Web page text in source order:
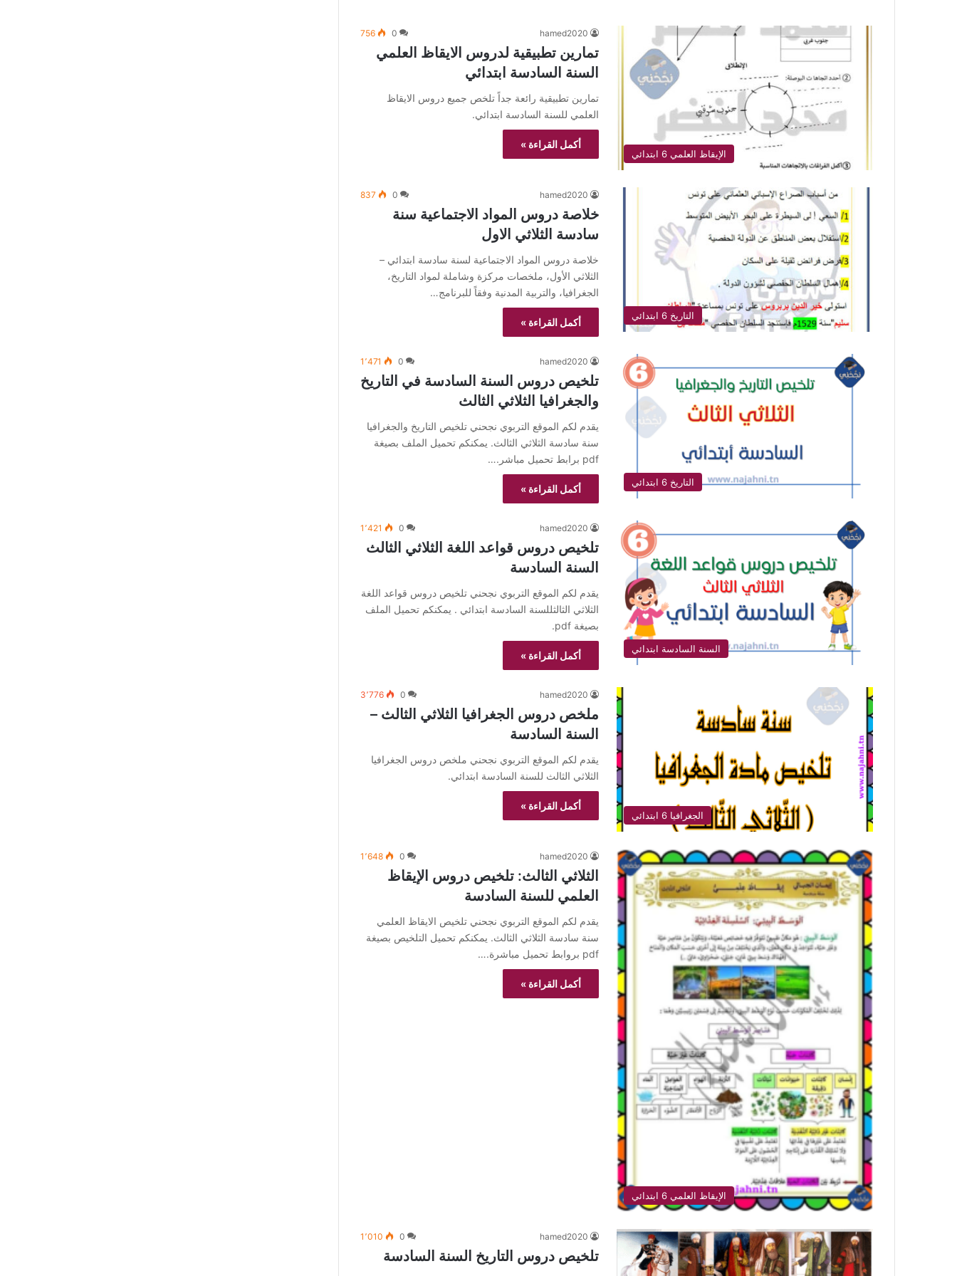
الإيقاظ العلمي 6 ابتدائي
hamed2020
0
756
تمارين تطبيقية لدروس الايقاظ العلمي
السنة السادسة ابتدائي
تمارين تطبيقية رائعة جداً تلخص جميع دروس الايقاظ
العلمي للسنة السادسة ابتدائي.
أكمل القراءة »
التاريخ 6 ابتدائي
hamed2020
0
837
خلاصة دروس المواد الاجتماعية سنة
سادسة الثلاثي الاول
خلاصة دروس المواد الاجتماعية لسنة سادسة ابتدائي –
الثلاثي الأول، ملخصات مركزة وشاملة لمواد التاريخ،
الجغرافيا، والتربية المدنية وفقاً للبرنامج…
أكمل القراءة »
التاريخ 6 ابتدائي
hamed2020
0 1٬471
تلخيص دروس السنة السادسة في التاريخ
والجغرافيا الثلاثي الثالث
يقدم لكم الموقع التربوي نجحني تلخيص التاريخ والجغرافيا
سنة سادسة الثلاثي الثالث. يمكنكم تحميل الملف بصيغة
pdf برابط تحميل مباشر.…
أكمل القراءة »
السنة السادسة ابتدائي
hamed2020
0 1٬421
تلخيص دروس قواعد اللغة الثلاثي الثالث
السنة السادسة
يقدم لكم الموقع التربوي نجحني تلخيص دروس قواعد اللغة
الثلاثي الثالثللسنة السادسة ابتدائي . يمكنكم تحميل الملف
بصيغة pdf.
أكمل القراءة »
الجغرافيا 6 ابتدائي
hamed2020
0 3٬776
ملخص دروس الجغرافيا الثلاثي الثالث –
السنة السادسة
يقدم لكم الموقع التربوي نجحني ملخص دروس الجغرافيا
الثلاثي الثالث للسنة السادسة ابتدائي.
أكمل القراءة »
الإيقاظ العلمي 6 ابتدائي
hamed2020
0 1٬648
الثلاثي الثالث: تلخيص دروس الإيقاظ
العلمي للسنة السادسة
يقدم لكم الموقع التربوي نجحني تلخيص الايقاظ العلمي
سنة سادسة الثلاثي الثالث. يمكنكم تحميل التلخيص بصيغة
pdf بروابط تحميل مباشرة.…
أكمل القراءة »
hamed2020
0 1٬010
تلخيص دروس التاريخ السنة السادسة